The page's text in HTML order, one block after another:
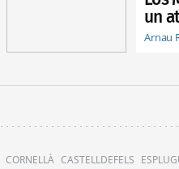
un
Arnau
CORNELLÀ CASTELLDEFELS